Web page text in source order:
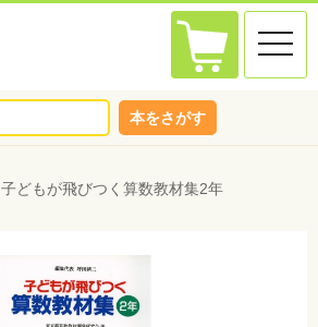
toggle
本をさがす
子どもが飛びつく算数教材集2年